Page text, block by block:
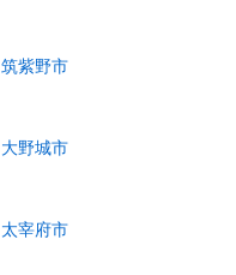
筑紫野市
大野城市
太宰府市